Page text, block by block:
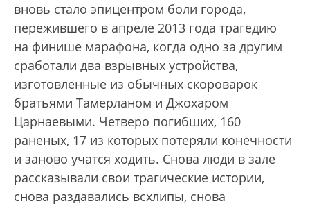
вновь стало эпицентром боли города,
пережившего в апреле 2013 года трагедию
на финише марафона, когда одно за другим
сработали два взрывных устройства,
изготовленные из обычных скороварок
братьями Тамерланом и Джохаром
Царнаевыми. Четверо погибших, 160
раненых, 17 из которых потеряли конечности
и заново учатся ходить. Снова люди в зале
рассказывали свои трагические истории,
снова раздавались всхлипы, снова